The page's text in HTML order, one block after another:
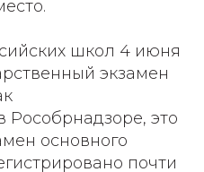
школ 4 июня
экзамен
это
основного
почти